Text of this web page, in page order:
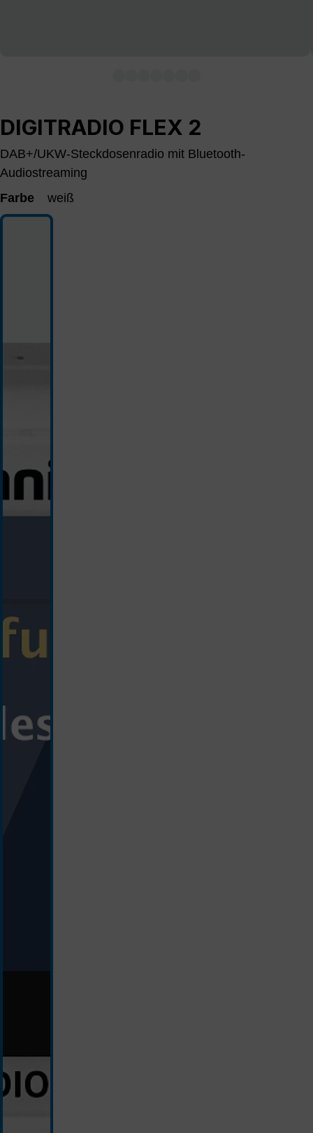
DIGITRADIO FLEX 2
DAB+/UKW-Steckdosenradio mit Bluetooth-
Audiostreaming
Farbe
weiß